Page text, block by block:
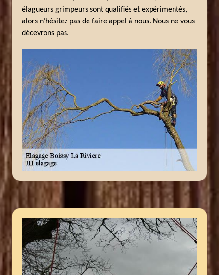
élagueurs grimpeurs sont qualifiés et expérimentés,
alors n’hésitez pas de faire appel à nous. Nous ne vous
décevrons pas.